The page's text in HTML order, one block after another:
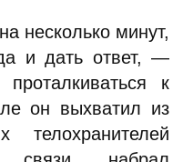
несколько минут,
и дать ответ, —
к
он выхватил из